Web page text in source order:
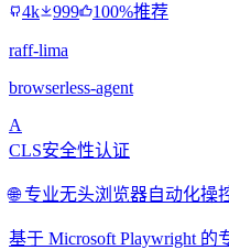
4k 999 100%推荐
raff-lima
browserless-agent
A
CLS安全性认证
🌐 专业无头浏览器自动化操
基于 Microsoft Playwright